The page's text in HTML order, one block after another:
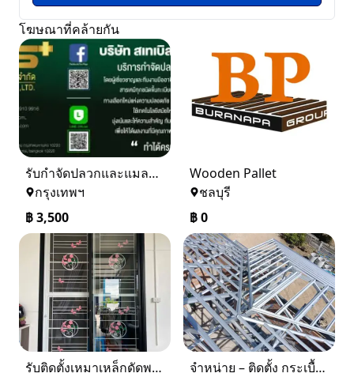
โฆษณาที่คล้ายกัน
รับกำจัดปลวกและแมลง ในราคาเริ่มเพียง 3,500 บาท
กรุงเทพฯ
฿3,500
Wooden Pallet
ชลบุรี
฿0
รับติดตั้งเหมาเหล็กดัดพร้อมมุ้งลวด
จำหน่าย – ติดตั้ง กระเบื้อง โครงหลังคา ถอดแบบแจ้งราคาฟรี